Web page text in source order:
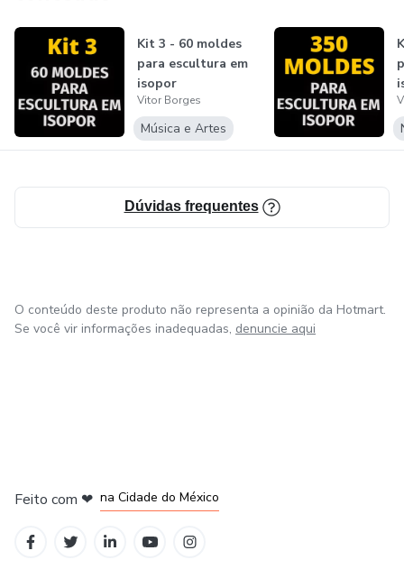
Kit 3 - 60 moldes
para escultura em
isopor
Vitor Borges
Música e Artes
Dúvidas frequentes
O conteúdo deste produto não representa a opinião da Hotmart.
Se você vir informações inadequadas, denuncie aqui
Feito com ❤ na Cidade do México